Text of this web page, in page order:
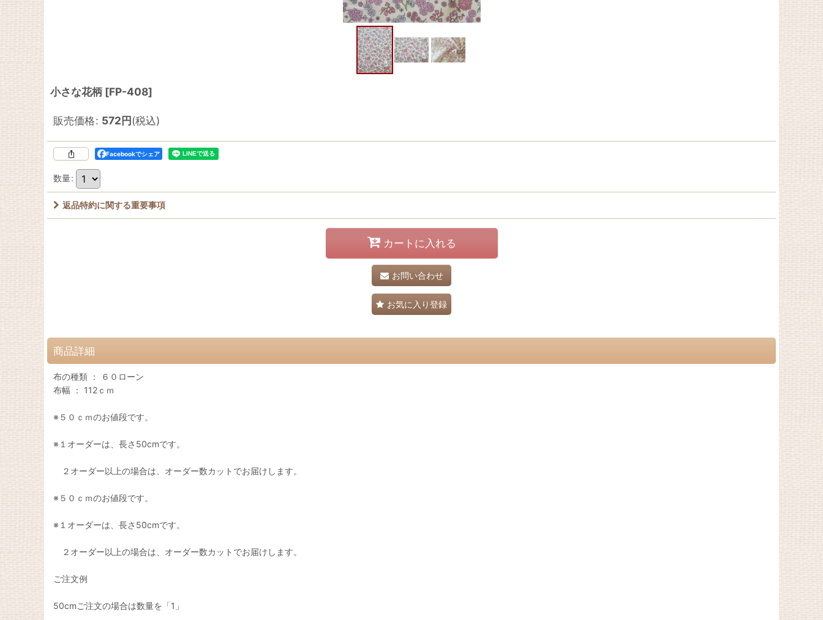
小さな花柄 [FP-408]
販売価格: 572円(税込)
Facebookでシェア
数量:
返品特約に関する重要事項
カートに入れる
お問い合わせ
お気に入り登録
商品詳細
布の種類 ： ６０ローン
布幅 ： 112ｃｍ
※５０ｃｍのお値段です。
※１オーダーは、長さ50cmです。
２オーダー以上の場合は、オーダー数カットでお届けします。
※５０ｃｍのお値段です。
※１オーダーは、長さ50cmです。
２オーダー以上の場合は、オーダー数カットでお届けします。
ご注文例
50cmご注文の場合は数量を「1」